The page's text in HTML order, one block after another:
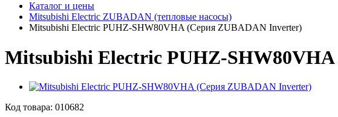
Каталог и цены
Mitsubishi Electric ZUBADAN (тепловые насосы)
Mitsubishi Electric PUHZ-SHW80VHA (Серия ZUBADAN Inverter)
Mitsubishi Electric PUHZ-
Код товара: 010682